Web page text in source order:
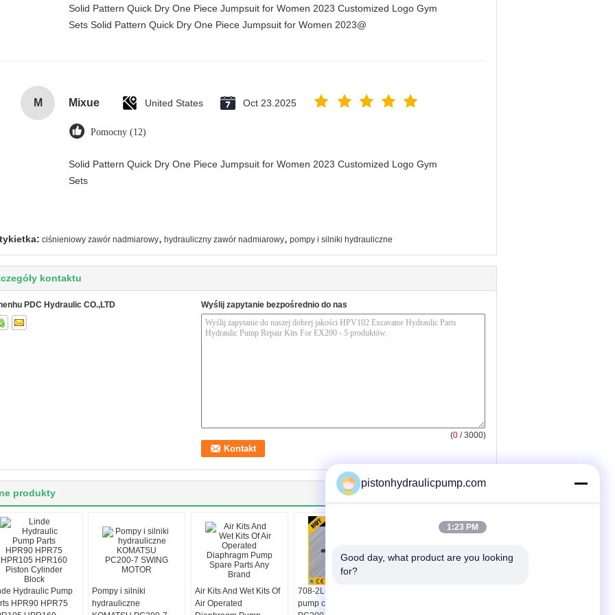
Solid Pattern Quick Dry One Piece Jumpsuit for Women 2023 Customized Logo Gym
Sets Solid Pattern Quick Dry One Piece Jumpsuit for Women 2023@
M Mixue United States Oct 23.2025
Pomocny (12)
Solid Pattern Quick Dry One Piece Jumpsuit for Women 2023 Customized Logo Gym
Sets
ciśnieniowy zawór nadmiarowy, hydrauliczny zawór nadmiarowy, pompy i silniki hydrauliczne
kontaktu
PDC Hydraulic CO.,LTD Wyślij zapytanie bezpośrednio do nas
(0 / 3000)
produkty
Hydraulic Pump
HPR90 HPR75
Pompy i silniki
hydrauliczne
Air Kits And Wet Kits Of
Air Operated
708-2L-06111 hydraulic
pump case komatsu
pistonhydraulicpump.com
1:23 PM
Good day, what product are you looking
for?